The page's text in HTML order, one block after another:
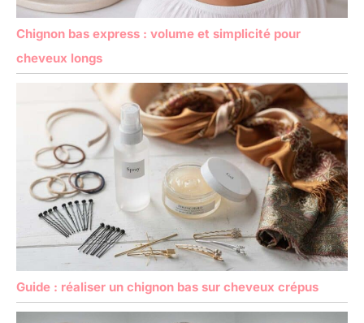
Chignon bas express : volume et simplicité pour
cheveux longs
Guide : réaliser un chignon bas sur cheveux crépus